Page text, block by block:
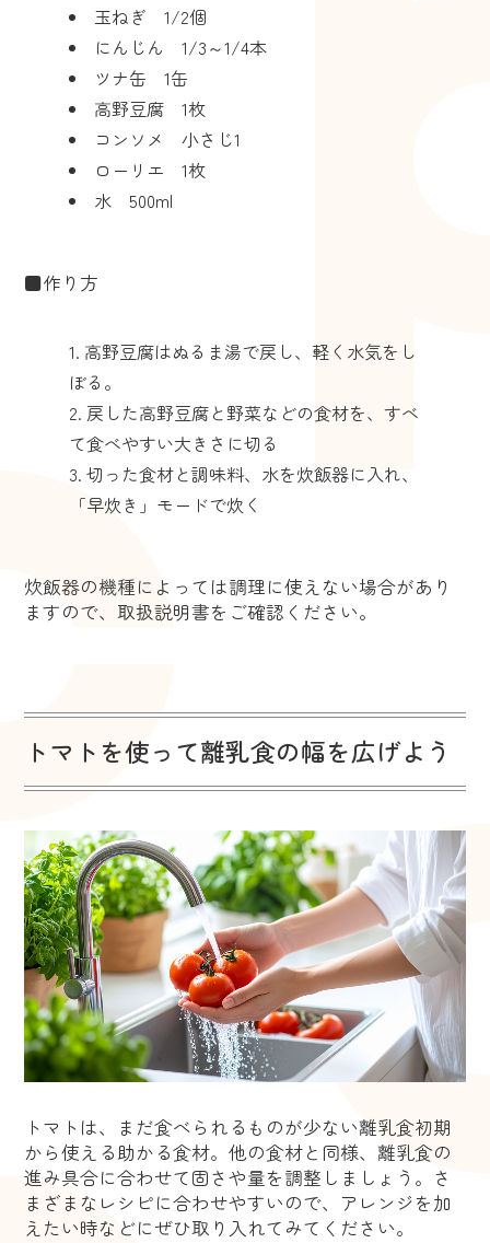
玉ねぎ 1/2個
にんじん 1/3～1/4本
ツナ缶 1缶
高野豆腐 1枚
コンソメ 小さじ1
ローリエ 1枚
水 500ml
■作り方
高野豆腐はぬるま湯で戻し、軽く水気をし
ぼる。
戻した高野豆腐と野菜などの食材を、すべ
て食べやすい大きさに切る
切った食材と調味料、水を炊飯器に入れ、
「早炊き」モードで炊く
炊飯器の機種によっては調理に使えない場合があり
ますので、取扱説明書をご確認ください。
トマトを使って離乳食の幅を広げよう
トマトは、まだ食べられるものが少ない離乳食初期
から使える助かる食材。他の食材と同様、離乳食の
進み具合に合わせて固さや量を調整しましょう。さ
まざまなレシピに合わせやすいので、アレンジを加
えたい時などにぜひ取り入れてみてください。